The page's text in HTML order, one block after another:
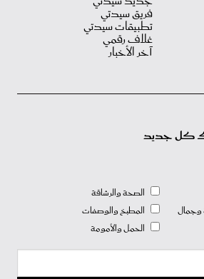
فريق سيدتي
تطبيقات سيدتي
غلاف رقمي
آخر الأخبار
كل جديد
وجمال
الصحة والرشاقة
المطبخ والوصفات
الحمل والأمومة